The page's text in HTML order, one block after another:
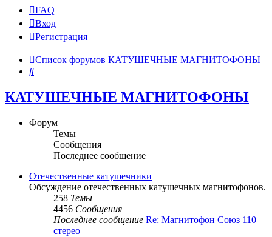
FAQ
Вход
Регистрация
Список форумов КАТУШЕЧНЫЕ МАГНИТОФОНЫ
Поиск
КАТУШЕЧНЫЕ МАГНИТОФОНЫ
Форум
Темы
Сообщения
Последнее сообщение
Отечественные катушечники
Обсуждение отечественных катушечных магнитофонов.
258 Темы
4456 Сообщения
Последнее сообщение Re: Магнитофон Союз 110
стерео